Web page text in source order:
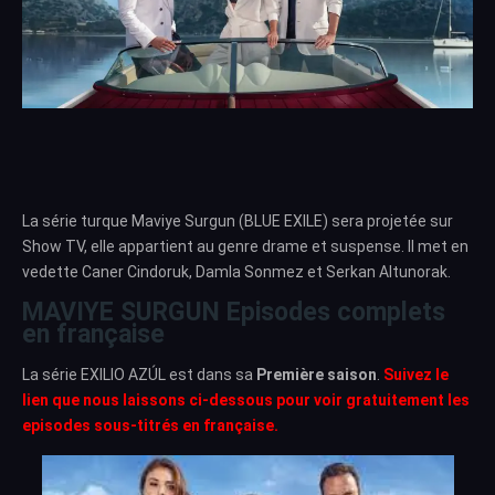
La série turque Maviye Surgun (BLUE EXILE) sera projetée sur
Show TV, elle appartient au genre drame et suspense. Il met en
vedette Caner Cindoruk, Damla Sonmez et Serkan Altunorak.
MAVIYE SURGUN Episodes complets
en française
La série EXILIO AZÚL est dans sa Première saison. Suivez le
lien que nous laissons ci-dessous pour voir gratuitement les
episodes sous-titrés en française.